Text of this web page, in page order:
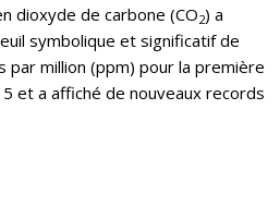
dioxyde de carbone (CO2) a
symbolique et significatif de
par million (ppm) pour la première
et a affiché de nouveaux records